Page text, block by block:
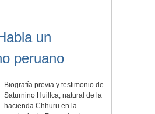
un
peruano
Biografía previa y testimonio de
Saturnino Huillca, natural de la
hacienda Chhuru en la